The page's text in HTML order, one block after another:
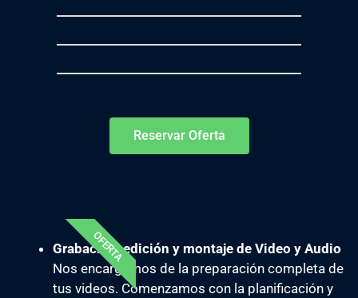
Reservar Oferta
OFERTA
Grabación, edición y montaje de Video y Audio
Nos encargamos de la preparación completa de
tus videos. Comenzamos con la planificación y